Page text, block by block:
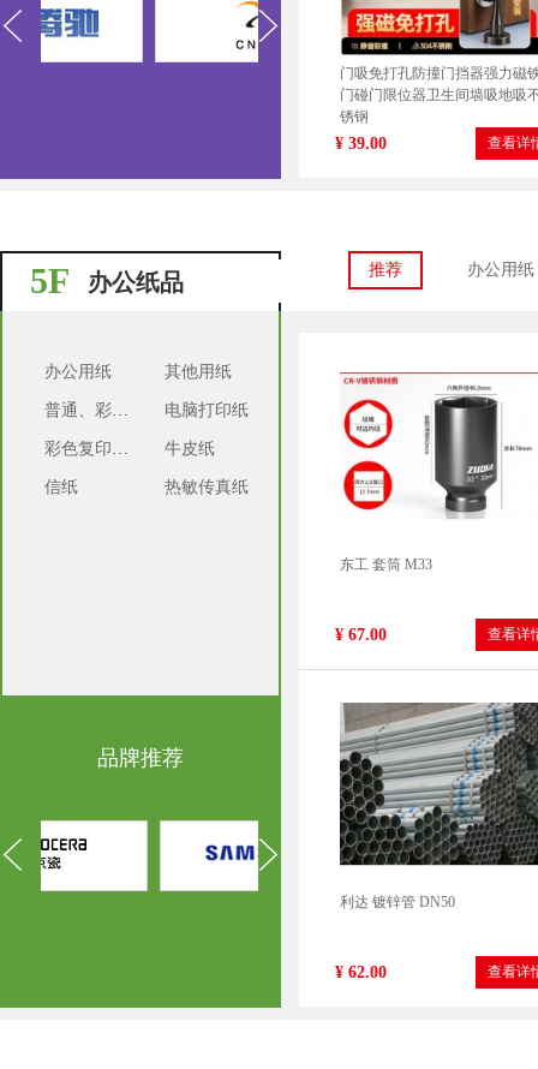
门吸免打孔防撞门挡器强力磁
门碰门限位器卫生间墙吸地吸
锈钢
¥ 39.00 查看详
冷热水大弯+80CM软管两条
¥ 151.00 查看详
5F 办公纸品 推荐 办公用纸
办公用纸 其他用纸
普通、彩色复印纸 电脑打印纸
彩色复印纸（政采） 牛皮纸
信纸 热敏传真纸
品牌推荐
东工 套筒 M33
¥ 67.00 查看详
利达 镀锌管 DN50
¥ 62.00 查看详